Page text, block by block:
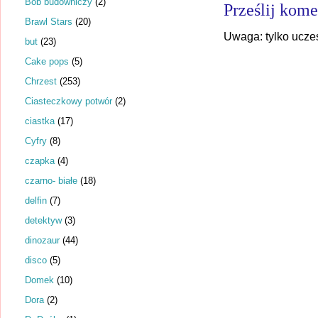
Prześlij
Uwaga: tylko
Brawl Stars (20)
but (23)
Cake pops (5)
Chrzest (253)
Ciasteczkowy potwór (2)
ciastka (17)
Cyfry (8)
czapka (4)
czarno- białe (18)
delfin (7)
detektyw (3)
dinozaur (44)
disco (5)
Domek (10)
Dora (2)